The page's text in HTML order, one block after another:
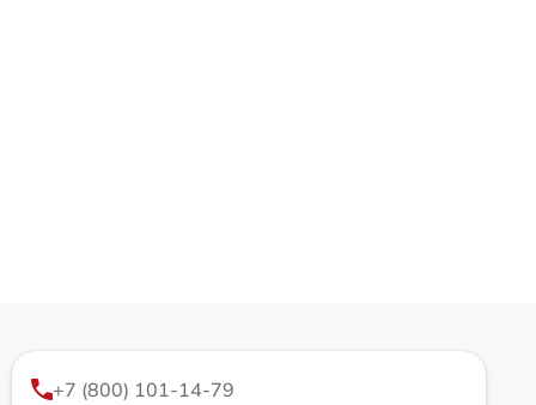
+7 (800) 101-14-79